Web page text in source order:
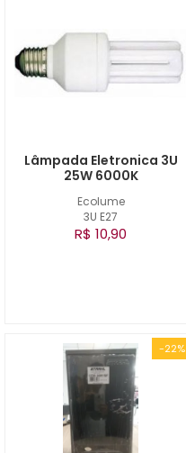
Ecolume
3U E27
Lâmpada Eletronica 3U
25W 6000K
R$ 10,90
-22%